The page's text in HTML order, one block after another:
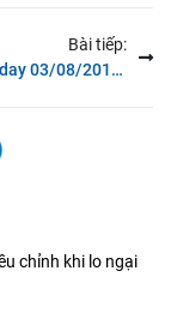
Bài tiếp:
Market Today 03/08/2018 – Tỷ trọng cổ phiếu tiếp tục tăng
chỉnh khi lo ngại